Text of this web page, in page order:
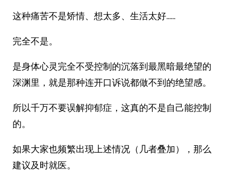
这种痛苦不是矫情、想太多、生活太好……
完全不是。
是身体心灵完全不受控制的沉落到最黑暗最绝望的
深渊里，就是那种连开口诉说都做不到的绝望感。
所以千万不要误解抑郁症，这真的不是自己能控制
的。
如果大家也频繁出现上述情况（几者叠加），那么
建议及时就医。